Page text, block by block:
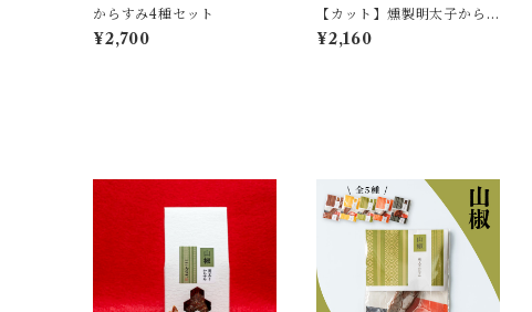
からすみ4種セット
¥2,700
【カット】燻製明太子から
すみ
¥2,160